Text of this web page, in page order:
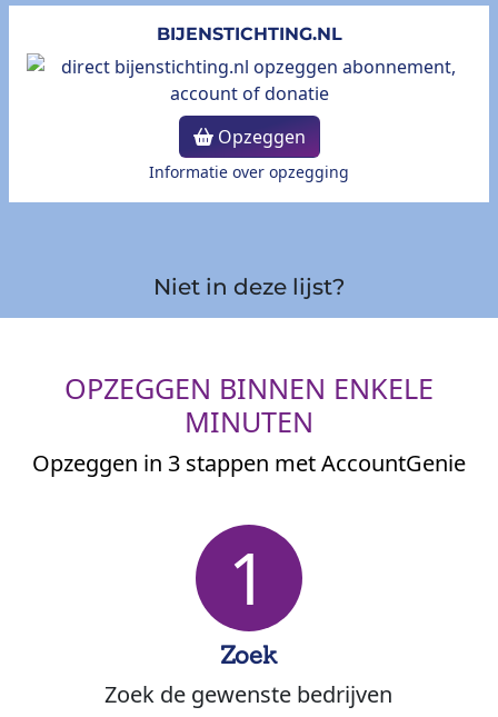
BIJENSTICHTING.NL
Opzeggen
Informatie over opzegging
Niet in deze lijst?
OPZEGGEN BINNEN ENKELE
MINUTEN
Opzeggen in 3 stappen met AccountGenie
1
Zoek
Zoek de gewenste bedrijven